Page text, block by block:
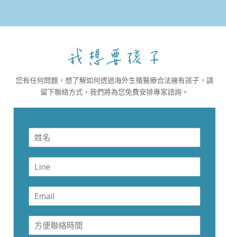
您有任何問題，想了解如何透過海外生殖醫療合法擁有孩子，請
留下聯絡方式，我們將為您免費安排專家諮詢。